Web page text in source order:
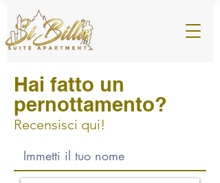
Hai fatto un
pernottamento?
Recensisci qui!